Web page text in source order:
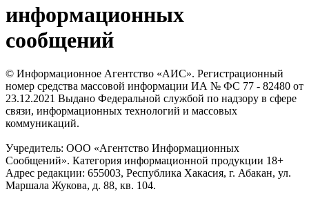
информационных
сообщений
© Информационное Агентство «АИС». Регистрационный
номер средства массовой информации ИА № ФС 77 - 82480 от
23.12.2021 Выдано Федеральной службой по надзору в сфере
связи, информационных технологий и массовых
коммуникаций.
Учредитель: ООО «Агентство Информационных
Сообщений». Категория информационной продукции 18+
Адрес редакции: 655003, Республика Хакасия, г. Абакан, ул.
Маршала Жукова, д. 88, кв. 104.